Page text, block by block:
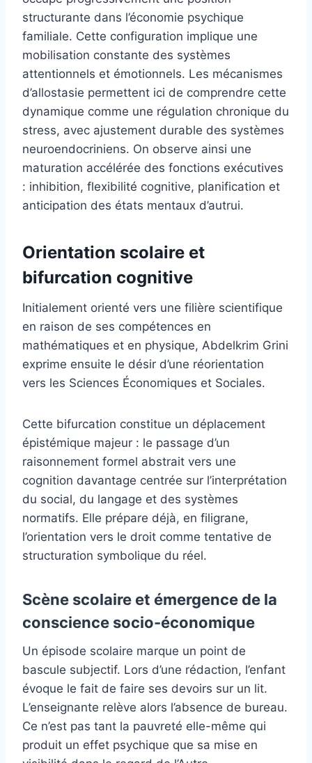
structurante dans l’économie psychique
familiale. Cette configuration implique une
mobilisation constante des systèmes
attentionnels et émotionnels. Les mécanismes
d’allostasie permettent ici de comprendre cette
dynamique comme une régulation chronique du
stress, avec ajustement durable des systèmes
neuroendocriniens. On observe ainsi une
maturation accélérée des fonctions exécutives
: inhibition, flexibilité cognitive, planification et
anticipation des états mentaux d’autrui.
Orientation scolaire et
bifurcation cognitive
Initialement orienté vers une filière scientifique
en raison de ses compétences en
mathématiques et en physique, Abdelkrim Grini
exprime ensuite le désir d’une réorientation
vers les Sciences Économiques et Sociales.
Cette bifurcation constitue un déplacement
épistémique majeur : le passage d’un
raisonnement formel abstrait vers une
cognition davantage centrée sur l’interprétation
du social, du langage et des systèmes
normatifs. Elle prépare déjà, en filigrane,
l’orientation vers le droit comme tentative de
structuration symbolique du réel.
Scène scolaire et émergence de la
conscience socio-économique
Un épisode scolaire marque un point de
bascule subjectif. Lors d’une rédaction, l’enfant
évoque le fait de faire ses devoirs sur un lit.
L’enseignante relève alors l’absence de bureau.
Ce n’est pas tant la pauvreté elle-même qui
produit un effet psychique que sa mise en